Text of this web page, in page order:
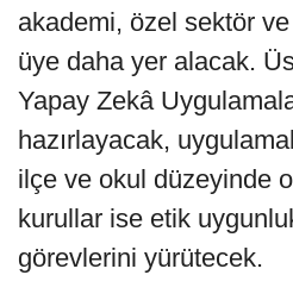
akademi, özel sektör
üye daha yer alacak.
Yapay Zekâ
hazırlayacak,
ilçe ve okul düzeyinde
kurullar ise etik
görevlerini yürütecek.